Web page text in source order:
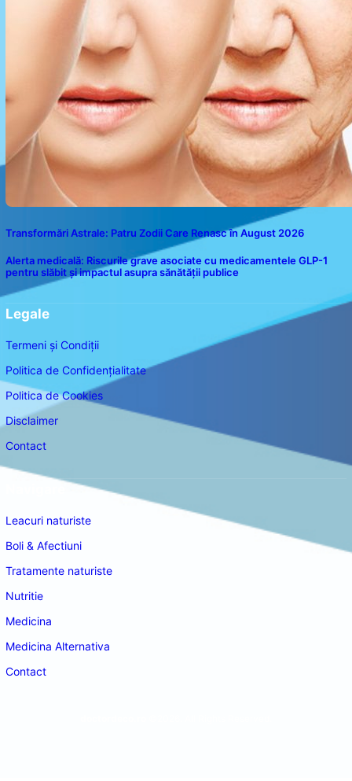
Transformări Astrale: Patru Zodii Care Renasc în August 2026
Alerta medicală: Riscurile grave asociate cu medicamentele GLP-1
pentru slăbit și impactul asupra sănătății publice
Legale
Termeni și Condiții
Politica de Confidențialitate
Politica de Cookies
Disclaimer
Contact
Leacuri naturiste
Boli & Afectiuni
Tratamente naturiste
Nutritie
Medicina
Medicina Alternativa
Contact